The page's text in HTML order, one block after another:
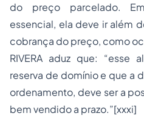
do preço parcelado.
essencial, ela deve ir além
cobrança do preço, como
RIVERA aduz que: “esse
reserva de domínio e que a
ordenamento, deve ser a
bem vendido a prazo.”[xxxi]